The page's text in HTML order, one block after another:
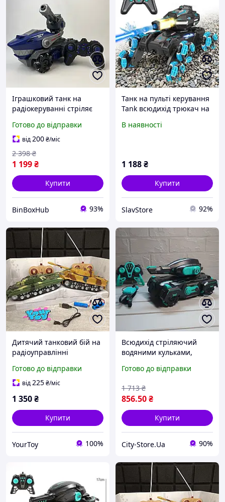
Іграшковий танк на
радіокеруванні стріляє
дитяча машинка акула з
дистанційним
управлінням пультом та
рукою
Готово до відправки
від200₴/міс
1 199₴
2 398 ₴
Купити
BinBoxHub 93%
Танк на пульті керування
Tank всюдихід трюкач на
стріляє орбізами
В наявності
1 188₴
Купити
SlavStore 92%
Дитячий танковий бій на
радіоуправлінні
обертається, звук
двигуна, світяться фари )
Готово до відправки
від225₴/міс
1 350₴
Купити
YourToy 100%
Всюдихід стріляючий
водяними кульками,
управління Акція
Готово до відправки
856.50₴
1 713 ₴
Купити
City-Store.Ua 90%